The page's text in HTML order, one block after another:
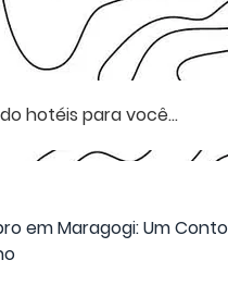
hotéis para você...
em Maragogi: Um